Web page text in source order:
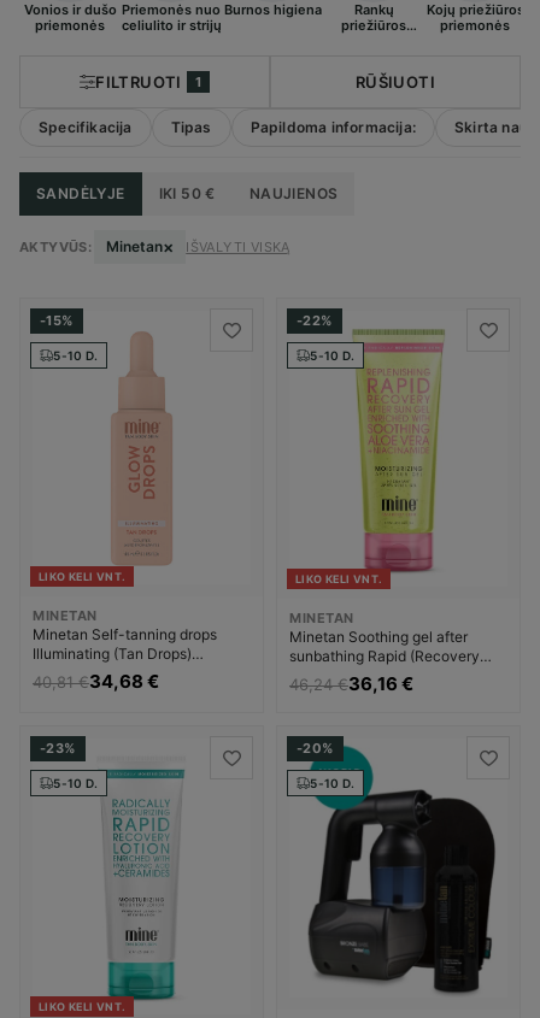
Vonios ir dušo
priemonės
Priemonės nuo
celiulito ir strijų
Burnos higiena
Rankų
priežiūros
Kojų priežiūros
priemonės
FILTRUOTI 1
Specifikacija Tipas Papildoma informacija: Skirta
RŪŠIUOTI
SANDĖLYJE IKI 50 € NAUJIENOS
AKTYVŪS: Minetan× IŠVALYTI VISKĄ
-15%
5-10 D.
LIKO KELI VNT.
MINETAN
Minetan Self-tanning drops
Illuminating (Tan Drops)
Savaiminio įdegio kremas
Moterims
40,81 €34,68 €
-22%
5-10 D.
LIKO KELI VNT.
MINETAN
Minetan Soothing gel after
sunbathing Rapid (Recovery
After Sun Gel) Priemonė po
įdegio Moterims
46,24 €36,16 €
-23%
5-10 D.
LIKO KELI VNT.
-20%
5-10 D.